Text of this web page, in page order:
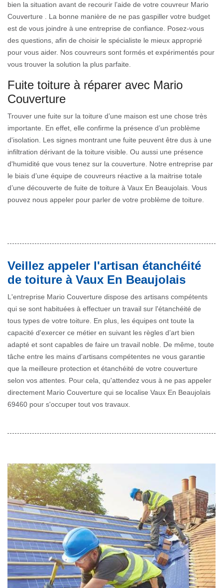
bien la situation avant de recourir l’aide de votre couvreur Mario
Couverture . La bonne manière de ne pas gaspiller votre budget
est de vous joindre à une entreprise de confiance. Posez-vous
des questions, afin de choisir le spécialiste le mieux approprié
pour vous aider. Nos couvreurs sont formés et expérimentés pour
vous trouver la solution la plus parfaite.
Fuite toiture à réparer avec Mario
Couverture
Trouver une fuite sur la toiture d’une maison est une chose très
importante. En effet, elle confirme la présence d’un problème
d'isolation. Les signes montrant une fuite peuvent être dus à une
infiltration dérivant de la toiture visible. Ou aussi une présence
d'humidité que vous tenez sur la couverture. Notre entreprise par
le biais d’une équipe de couvreurs réactive a la maitrise totale
d’une découverte de fuite de toiture à Vaux En Beaujolais. Vous
pouvez nous appeler pour parler de votre problème de toiture.
Veillez appeler l'artisan étanchéité
de toiture à Vaux En Beaujolais
L'entreprise Mario Couverture dispose des artisans compétents
qui se sont habituées à effectuer un travail sur l'étanchéité de
tous types de votre toiture. En plus, les équipes ont toute la
capacité d'exercer ce métier en suivant les règles d’art bien
adapté et sont capables de faire un travail noble. De même, toute
tâche entre les mains d'artisans compétentes ne vous garantie
que la meilleure protection et étanchéité de votre couverture
selon vos attentes. Pour cela, qu'attendez vous à ne pas appeler
directement Mario Couverture qui se localise Vaux En Beaujolais
69460 pour s'occuper tout vos travaux.